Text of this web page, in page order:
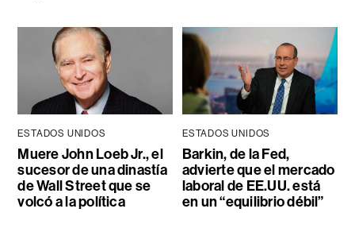
ESTADOS UNIDOS
Muere John Loeb Jr., el
sucesor de una dinastía
de Wall Street que se
volcó a la política
ESTADOS UNIDOS
Barkin, de la Fed,
advierte que el mercado
laboral de EE.UU. está
en un “equilibrio débil”